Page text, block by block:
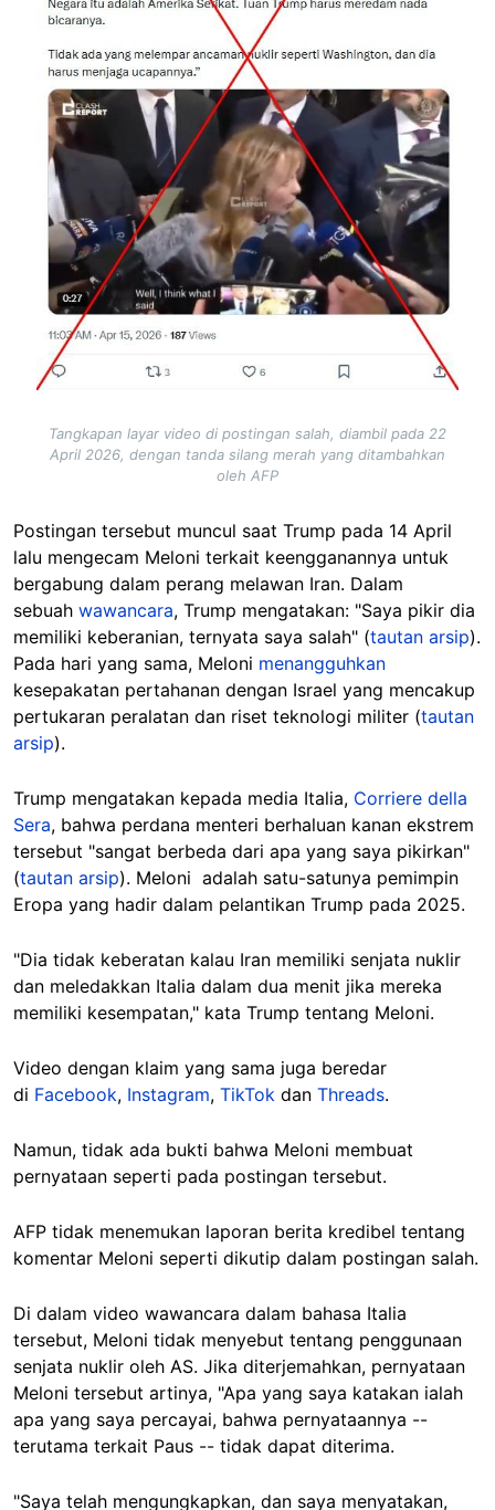
Tangkapan layar video di postingan salah, diambil pada 22
April 2026, dengan tanda silang merah yang ditambahkan
oleh AFP
Postingan tersebut muncul saat Trump pada 14 April
lalu mengecam Meloni terkait keengganannya untuk
bergabung dalam perang melawan Iran. Dalam
sebuah wawancara, Trump mengatakan: "Saya pikir dia
memiliki keberanian, ternyata saya salah" (tautan arsip).
Pada hari yang sama, Meloni menangguhkan
kesepakatan pertahanan dengan Israel yang mencakup
pertukaran peralatan dan riset teknologi militer (tautan
arsip).
Trump mengatakan kepada media Italia, Corriere della
Sera, bahwa perdana menteri berhaluan kanan ekstrem
tersebut "sangat berbeda dari apa yang saya pikirkan"
(tautan arsip). Meloni adalah satu-satunya pemimpin
Eropa yang hadir dalam pelantikan Trump pada 2025.
"Dia tidak keberatan kalau Iran memiliki senjata nuklir
dan meledakkan Italia dalam dua menit jika mereka
memiliki kesempatan," kata Trump tentang Meloni.
Video dengan klaim yang sama juga beredar
di Facebook, Instagram, TikTok dan Threads.
Namun, tidak ada bukti bahwa Meloni membuat
pernyataan seperti pada postingan tersebut.
AFP tidak menemukan laporan berita kredibel tentang
komentar Meloni seperti dikutip dalam postingan salah.
Di dalam video wawancara dalam bahasa Italia
tersebut, Meloni tidak menyebut tentang penggunaan
senjata nuklir oleh AS. Jika diterjemahkan, pernyataan
Meloni tersebut artinya, "Apa yang saya katakan ialah
apa yang saya percayai, bahwa pernyataannya --
terutama terkait Paus -- tidak dapat diterima.
"Saya telah mengungkapkan, dan saya menyatakan,